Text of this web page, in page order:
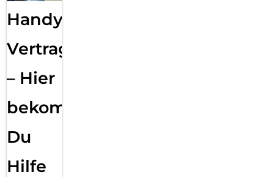
Handy
Vertragsabwicklung
– Hier
bekommst
Du
Hilfe